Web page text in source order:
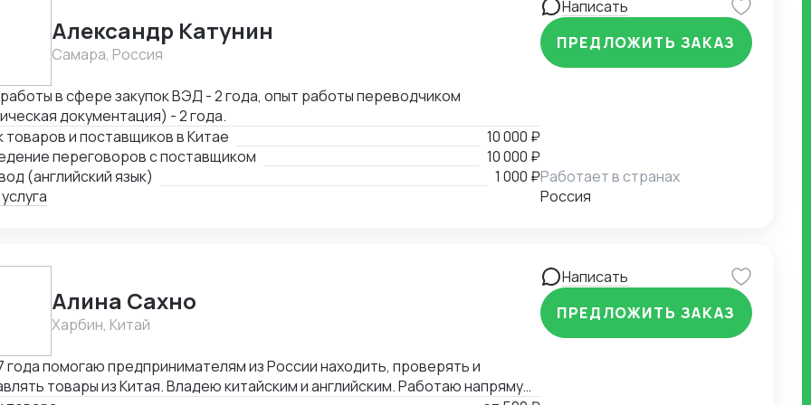
Александр Катунин
Самара, Россия
в сфере закупок ВЭД - 2 года, опыт работы переводчиком
документация) - 2 года.
товаров и поставщиков в Китае
10 000 ₽
переговоров с поставщиком
10 000 ₽
(английский язык)
1 000 ₽
Написать
ПРЕДЛОЖИТЬ ЗАКАЗ
Работает в странах
Россия
Алина Сахно
Харбин, Китай
года помогаю предпринимателям из России находить, проверять и
товары из Китая. Владею китайским и английским. Работаю напрямую,
Написать
ПРЕДЛОЖИТЬ ЗАКАЗ